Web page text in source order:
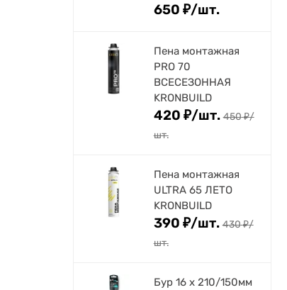
650 ₽/шт.
Пена монтажная
PRO 70
ВСЕСЕЗОННАЯ
KRONBUILD
420 ₽/шт. 450₽/
шт.
Пена монтажная
ULTRA 65 ЛЕТО
KRONBUILD
390 ₽/шт. 430₽/
шт.
Бур 16 х 210/150мм